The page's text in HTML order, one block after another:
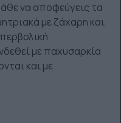
να αποφεύγεις τα
με ζάχαρη και
με παχυσαρκία
και με